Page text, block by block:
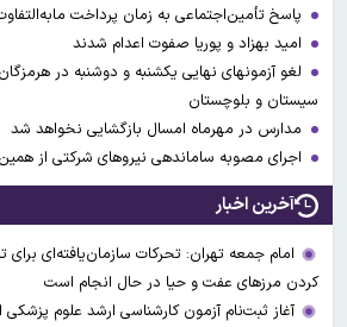
پاسخ تأمین‌اجتماعی به زمان پرداخت
امید بهزاد و پوریا صفوت اعدام شدند
لغو آزمونهای نهایی یکشنبه و دوشنبه در
سیستان و بلوچستان
مدارس در مهرماه امسال بازگشایی نخواهد شد
اجرای مصوبه ساماندهی نیرو‌های شرکتی از
آخرین اخبار
امام جمعه تهران: تحرکات سازمان‌یافته‌ای برای
کردن مرزهای عفت و حیا در حال انجام است
آغاز ثبت‌نام‌ آزمون کارشناسی ارشد علوم پزشکی